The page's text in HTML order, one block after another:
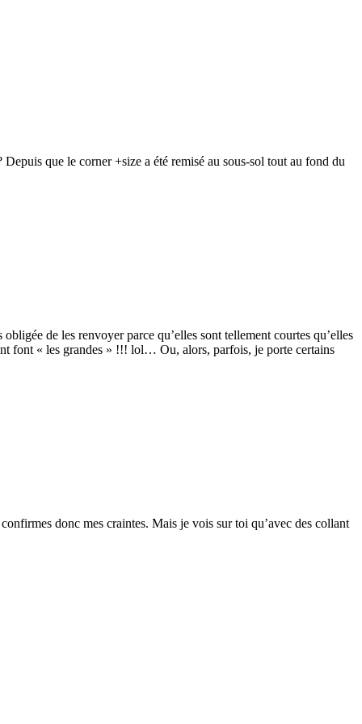
que le corner +size a été remisé au sous-sol tout au fond du
de les renvoyer parce qu’elles sont tellement courtes qu’elles
font « les grandes » !!! lol… Ou, alors, parfois, je porte certains
donc mes craintes. Mais je vois sur toi qu’avec des collant